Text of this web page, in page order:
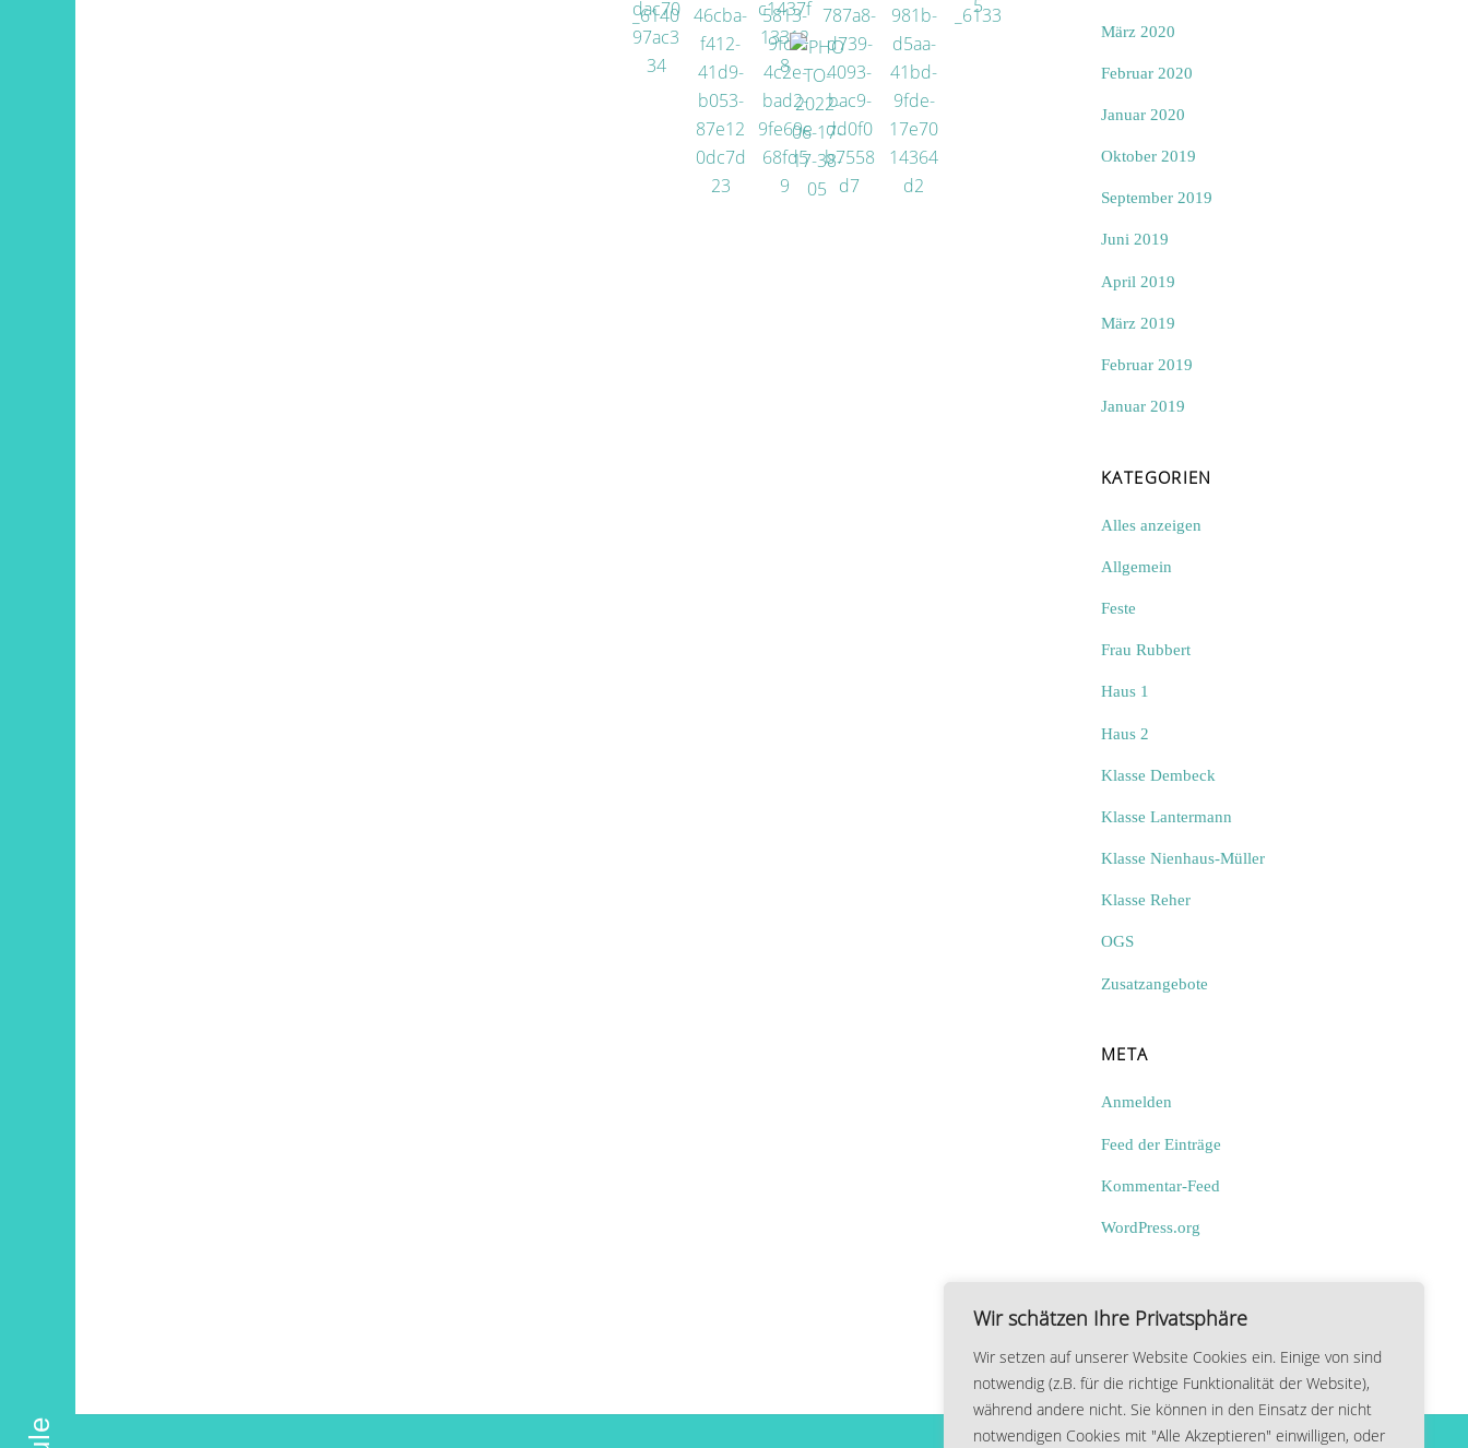
Wir schätzen Ihre Privatsphäre
Wir setzen auf unserer Website Cookies ein. Einige von sind
notwendig (z.B. für die richtige Funktionalität der Website),
während andere nicht. Sie können in den Einsatz der nicht
notwendigen Cookies mit "Alle Akzeptieren" einwilligen, oder
März 2020
Februar 2020
Januar 2020
Oktober 2019
September 2019
Juni 2019
April 2019
März 2019
Februar 2019
Januar 2019
KATEGORIEN
Alles anzeigen
Allgemein
Feste
Frau Rubbert
Haus 1
Haus 2
Klasse Dembeck
Klasse Lantermann
Klasse Nienhaus-Müller
Klasse Reher
OGS
Zusatzangebote
META
Anmelden
Feed der Einträge
Kommentar-Feed
WordPress.org